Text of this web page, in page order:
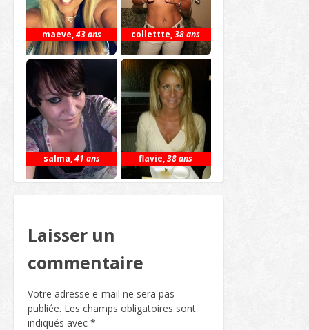
maeve,43 ans collettte,38 ans
salma,41 ans flavie,38 ans
Laisser un
commentaire
Votre adresse e-mail ne sera pas
publiée. Les champs obligatoires sont
indiqués avec *